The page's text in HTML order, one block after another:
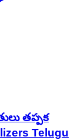
తప్పక
Telugu